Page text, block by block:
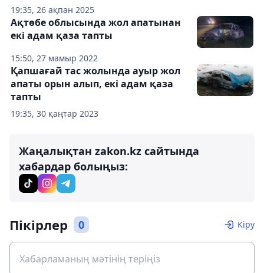
19:35, 26 ақпан 2025
15:50, 27 мамыр 2022
Ақтөбе облысында жол апатынан
екі адам қаза тапты
19:35, 30 қаңтар 2023
Қапшағай тас жолында ауыр жол
апаты орын алып, екі адам қаза
тапты
Жаңалықтан zakon.kz сайтында
хабардар болыңыз:
Пікірлер 0 Кіру